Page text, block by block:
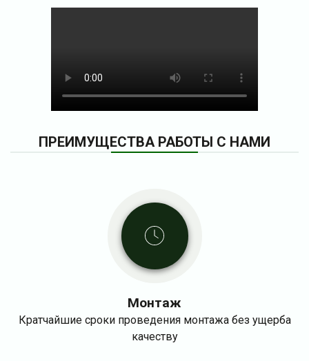
ПРЕИМУЩЕСТВА РАБОТЫ С НАМИ
Монтаж
Кратчайшие сроки проведения монтажа без ущерба
качеству